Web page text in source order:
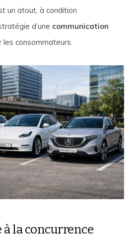
un atout, à condition
d’une communication
les consommateurs.
à la concurrence